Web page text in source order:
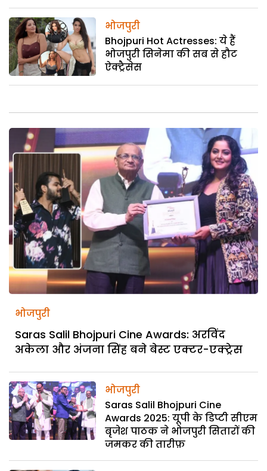
भोजपुरी
Bhojpuri Hot Actresses: ये हैं
भोजपुरी सिनेमा की सब से हौट
ऐक्ट्रैसेस
भोजपुरी
Saras Salil Bhojpuri Cine Awards: अरविंद
अकेला और अंजना सिंह बने बेस्ट एक्टर-एक्ट्रेस
भोजपुरी
Saras Salil Bhojpuri Cine
Awards 2025: यूपी के डिप्टी सीएम
बृजेश पाठक ने भोजपुरी सितारों की
जमकर की तारीफ़